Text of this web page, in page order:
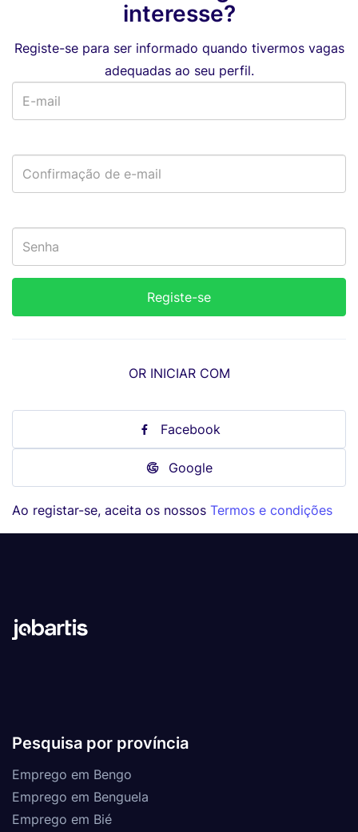
interesse?
Registe-se para ser informado quando tivermos vagas
adequadas ao seu perfil.
OR INICIAR COM
Facebook
Google
Ao registar-se, aceita os nossos Termos e condições
Pesquisa por província
Emprego em Bengo
Emprego em Benguela
Emprego em Bié